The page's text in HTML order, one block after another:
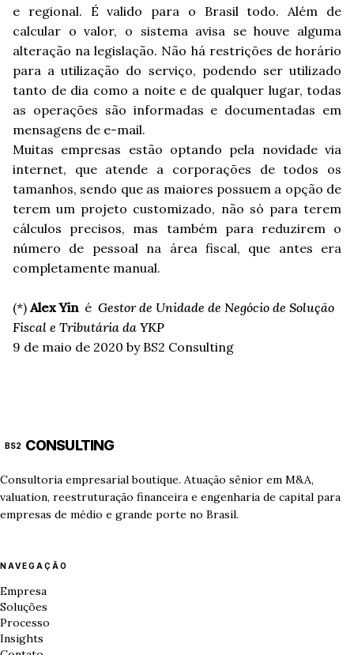
e regional. É valido para o Brasil todo. Além de
calcular o valor, o sistema avisa se houve alguma
alteração na legislação. Não há restrições de horário
para a utilização do serviço, podendo ser utilizado
tanto de dia como a noite e de qualquer lugar, todas
as operações são informadas e documentadas em
mensagens de e-mail.
Muitas empresas estão optando pela novidade via
internet, que atende a corporações de todos os
tamanhos, sendo que as maiores possuem a opção de
terem um projeto customizado, não só para terem
cálculos precisos, mas também para reduzirem o
número de pessoal na área fiscal, que antes era
completamente manual.
(*) Alex Yiné Gestor de Unidade de Negócio de Solução
Fiscal e Tributária da YKP
9 de maio de 2020 by BS2 Consulting
BS2 CONSULTING
Consultoria empresarial boutique. Atuação sênior em M&A,
valuation, reestruturação financeira e engenharia de capital para
empresas de médio e grande porte no Brasil.
NAVEGAÇÃO
Empresa
Soluções
Processo
Insights